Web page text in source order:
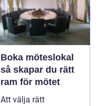
Boka möteslokal
så skapar du rätt
ram för mötet
Att välja rätt